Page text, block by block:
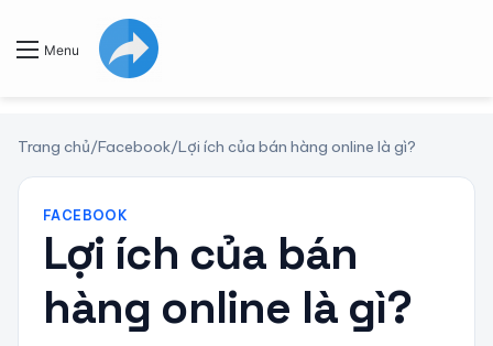
Menu
Trang chủ/Facebook/Lợi ích của bán hàng online là gì?
FACEBOOK
Lợi ích của bán
hàng online là gì?